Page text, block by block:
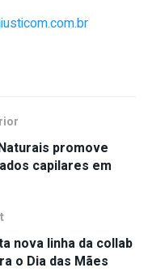
com.br
promove
capilares em
nova linha da collab
o Dia das Mães